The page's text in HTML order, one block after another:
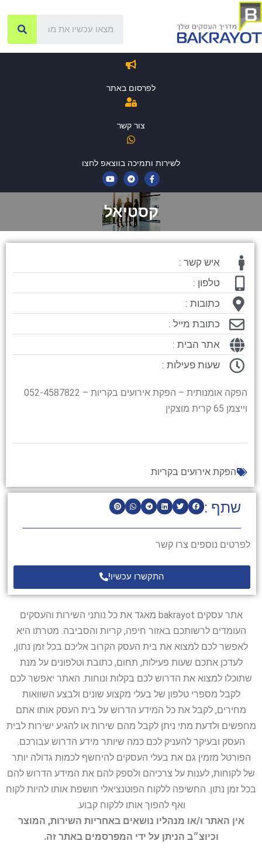
לפרסום באתר
צור קשר
לשירות ותמיכה בווצאפ לחצו
קסטיאל
שתף :
לפרטים נוספים צרו קשר
התקשרו עכשיו!
איש קשר :
טלפון :
כתובות :
כתובת מייל :
אתר הבית :
שעות פעילות :
הפקה אומנותית – הפקת אירועים בקריות – 052-4587822
וייצמן 65 קרית מוצקין
הפקת אירועים בקריות
אתר עסקים bakrayot מאגד את כל נותני השירות והעסקים
העומדים לרשותכם באזור חיפה, קריות והסביבה. מטרתו היא
לאפשר לכם למצוא את בית העסק הקרוב אליכם בכל זמן נתון,
לעדכן אתכם שעות פעילות, תחום, כתובת וטלפונים על מנת
שתוכלו למצוא את הדרוש לכם בקלות ונוחות. האתר יאפשר לכם
לקבל מספרי טלפון של בעלי מקצוע שונים ולבצע השוואות
מחירים, לקבל את כל המידע הדרוש על בית העסק אותו אתם
מחפשים ולדעת מתי ניתן לקבל מהם שירות או להגיע ישירות לבית
העסק ובעיקר להעניק לכם כמה שיותר מידע הדרוש עבורכם.
הפורטל מזמין גם את בעלי העסקים להיחשף לכמות גדולה יותר
של לקוחות, לענות על צרכיהם ולספק להם את המידע הדרוש להם
בכל זמן נתון. החשיפה ללקוח הפוטנציאלי חושפת אותו להיות לקוח
ואף להפוך אותו ללקוח קבוע.
אין האתר ו/או מנהליו נושאים באחריות השירות, המוצר
וכיוצ״ב הניתן על ידי המפרסמים באתר זה.